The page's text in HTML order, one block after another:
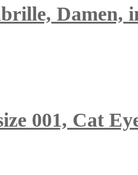
Damen,
001, Cat